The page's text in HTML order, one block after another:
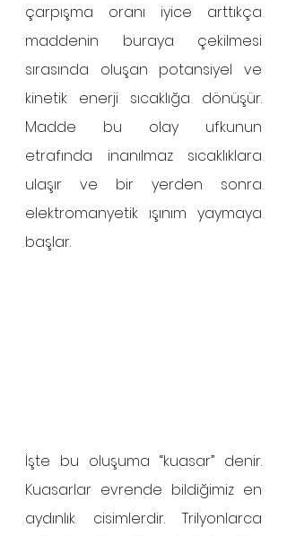
çarpışma oranı iyice arttıkça
maddenin buraya çekilmesi
sırasında oluşan potansiyel ve
kinetik enerji sıcaklığa dönüşür.
Madde bu olay ufkunun
etrafında inanılmaz sıcaklıklara
ulaşır ve bir yerden sonra
elektromanyetik ışınım yaymaya
başlar.
İşte bu oluşuma “kuasar” denir.
Kuasarlar evrende bildiğimiz en
aydınlık cisimlerdir. Trilyonlarca